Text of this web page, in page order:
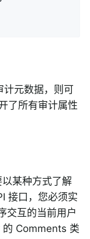
元数据，则可
了所有审计属性
某种方式了解
接口，您必须实
交互的当前用户
的 Comments 类